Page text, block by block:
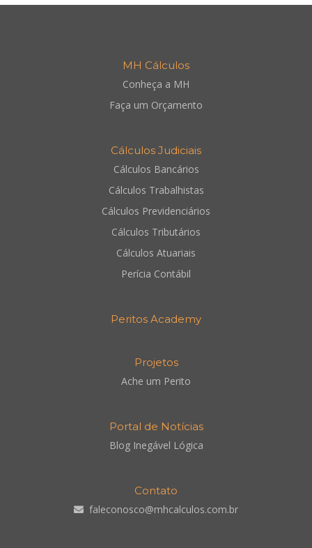
MH Cálculos
Conheça a MH
Faça um Orçamento
Cálculos Judiciais
Cálculos Bancários
Cálculos Trabalhistas
Cálculos Previdenciários
Cálculos Tributários
Cálculos Atuariais
Perícia Contábil
Peritos Academy
Projetos
Ache um Perito
Portal de Notícias
Blog Inegável Lógica
Contato
faleconosco@mhcalculos.com.br